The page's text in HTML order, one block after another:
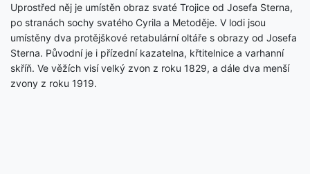
Uprostřed něj je umístěn obraz svaté Trojice od Josefa Sterna,
po stranách sochy svatého Cyrila a Metoděje. V lodi jsou
umístěny dva protějškové retabulární oltáře s obrazy od Josefa
Sterna. Původní je i přízední kazatelna, křtitelnice a varhanní
skříň. Ve věžích visí velký zvon z roku 1829, a dále dva menší
zvony z roku 1919.